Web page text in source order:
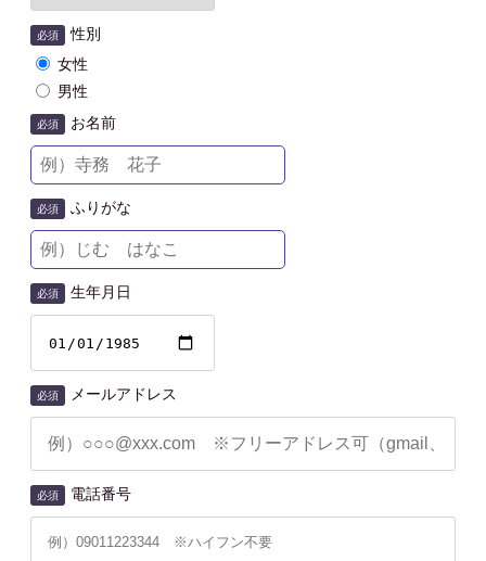
必須
性別
女性
男性
必須 お名前
必須 ふりがな
必須 生年月日
必須 メールアドレス
必須 電話番号